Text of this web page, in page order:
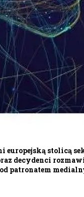
europejską stolicą
decydenci
patronatem